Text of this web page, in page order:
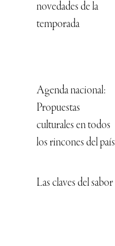
novedades de la
temporada
Agenda nacional:
Propuestas
culturales en todos
los rincones del país
Las claves del sabor